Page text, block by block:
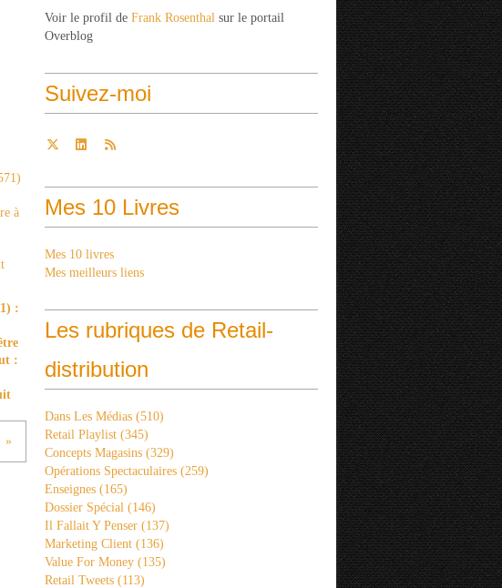
:
:
Voir le profil de Frank Rosenthal sur le portail
Overblog
Suivez-moi
Mes 10 Livres
Mes 10 livres
Mes meilleurs liens
Les rubriques de Retail-
distribution
Dans Les Médias (510)
Retail Playlist (345)
Concepts Magasins (329)
Opérations Spectaculaires (259)
Enseignes (165)
Dossier Spécial (146)
Il Fallait Y Penser (137)
Marketing Client (136)
Value For Money (135)
Retail Tweets (113)